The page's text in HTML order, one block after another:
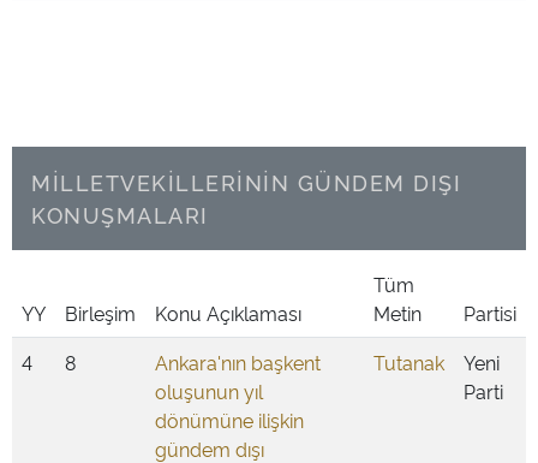
MİLLETVEKİLLERİNİN GÜNDEM DIŞI
KONUŞMALARI
YY Birleşim Konu Açıklaması
Tüm
Metin
Partisi
4
8
Ankara'nın başkent
oluşunun yıl
dönümüne ilişkin
gündem dışı
Tutanak
Yeni
Parti